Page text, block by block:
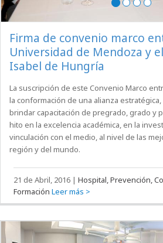
Firma de convenio marco
Universidad de Mendoza y
Isabel de Hungría
La suscripción de este Convenio Marco
la conformación de una alianza
brindar capacitación de pregrado, grado y
hito en la excelencia académica, en la
vinculación con el medio, al nivel de las
región y del mundo.
21 de Abril, 2016 |Hospital, Prevención,
FormaciónLeer más >